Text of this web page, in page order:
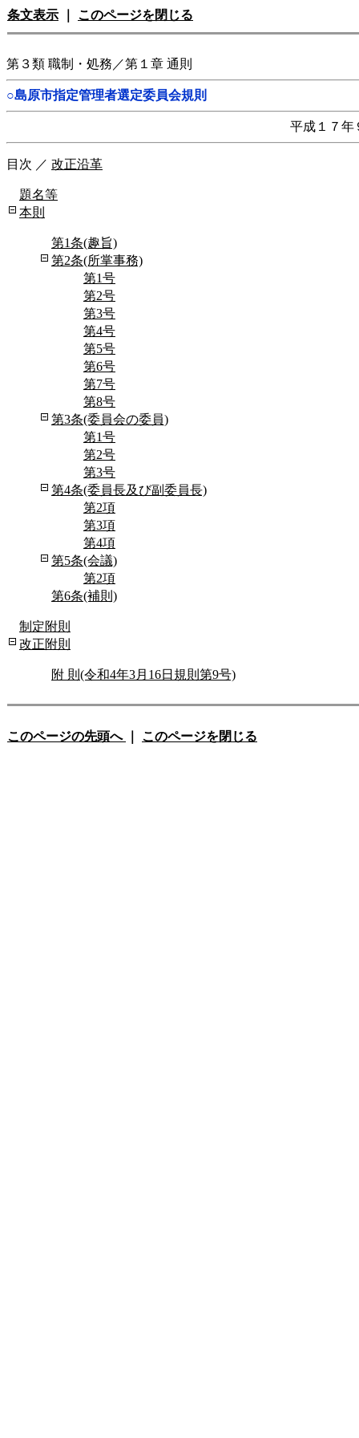
条文表示 このページを閉じる
第３類 職制・処務／第１章 通則
○島原市指定管理者選定委員会規則
平成１７年
目次 ／ 改正沿革
題名等
本則
第1条(趣旨)
第2条(所掌事務)
第1号
第2号
第3号
第4号
第5号
第6号
第7号
第8号
第3条(委員会の委員)
第1号
第2号
第3号
第4条(委員長及び副委員長)
第2項
第3項
第4項
第5条(会議)
第2項
第6条(補則)
制定附則
改正附則
附 則(令和4年3月16日規則第9号)
このページの先頭へ このページを閉じる